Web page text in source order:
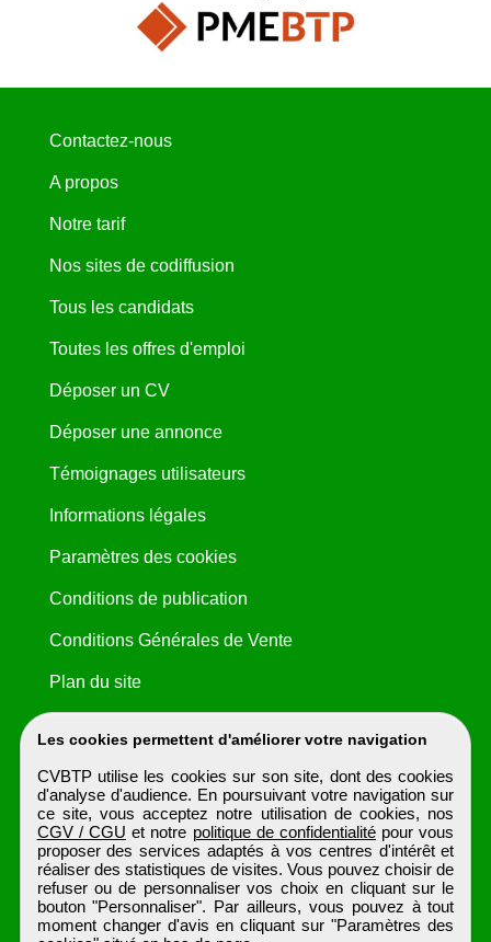
Les cookies permettent d'améliorer votre navigation
CVBTP utilise les cookies sur son site, dont des cookies
d'analyse d'audience. En poursuivant votre navigation sur
ce site, vous acceptez notre utilisation de cookies, nos
CGV / CGU et notre politique de confidentialité pour vous
proposer des services adaptés à vos centres d'intérêt et
réaliser des statistiques de visites. Vous pouvez choisir de
refuser ou de personnaliser vos choix en cliquant sur le
bouton "Personnaliser". Par ailleurs, vous pouvez à tout
moment changer d'avis en cliquant sur "Paramètres des
Contactez-nous
A propos
Notre tarif
Nos sites de codiffusion
Tous les candidats
Toutes les offres d'emploi
Déposer un CV
Déposer une annonce
Témoignages utilisateurs
Informations légales
Paramètres des cookies
Conditions de publication
Conditions Générales de Vente
Plan du site